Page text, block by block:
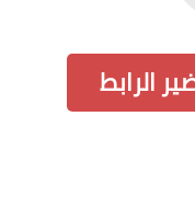
الرابط